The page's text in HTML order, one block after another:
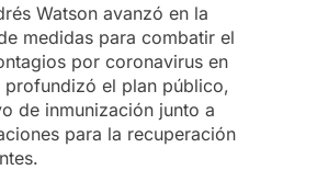
Watson avanzó en la
medidas para combatir el
por coronavirus en
profundizó el plan público,
de inmunización junto a
para la recuperación